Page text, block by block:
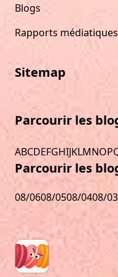
Blogs
Rapports médiatiques
Sitemap
Parcourir les
ABCDEFGHIJKLMNOP
Parcourir les
08/0608/0508/0408/03